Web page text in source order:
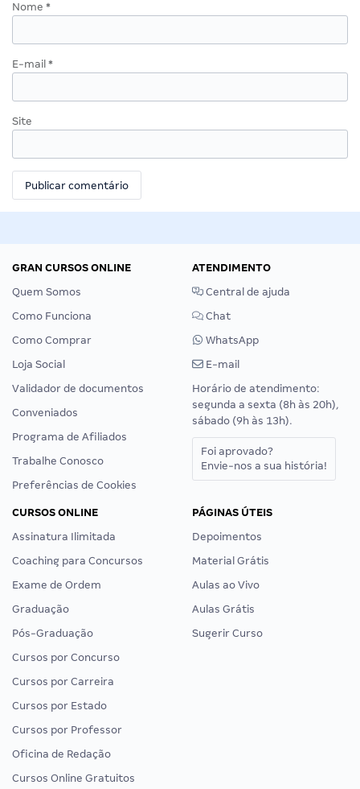
Nome *
E-mail *
Site
GRAN CURSOS ONLINE
Quem Somos
Como Funciona
Como Comprar
Loja Social
Validador de documentos
Conveniados
Programa de Afiliados
Trabalhe Conosco
Preferências de Cookies
ATENDIMENTO
Central de ajuda
Chat
WhatsApp
E-mail
Horário de atendimento:
segunda a sexta (8h às 20h),
sábado (9h às 13h).
Foi aprovado?
Envie-nos a sua história!
CURSOS ONLINE
Assinatura Ilimitada
Coaching para Concursos
Exame de Ordem
Graduação
Pós-Graduação
Cursos por Concurso
Cursos por Carreira
Cursos por Estado
Cursos por Professor
Oficina de Redação
Cursos Online Gratuitos
PÁGINAS ÚTEIS
Depoimentos
Material Grátis
Aulas ao Vivo
Aulas Grátis
Sugerir Curso